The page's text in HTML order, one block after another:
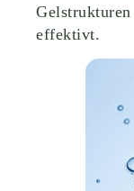
effektivt.